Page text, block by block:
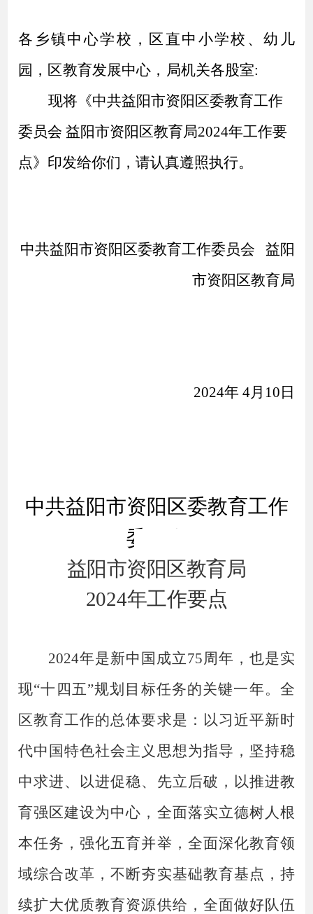
各乡镇中心学校，区直中小学校、幼儿
园，区教育发展中心， 局机关各股室:
现将《中共益阳市资阳区委教育工作
委员会 益阳市资阳区教育局2024年工作要
点》印发给你们，请认真遵照执行。
中共益阳市资阳区委教育工作委员会
益阳
市资阳区教育局
2024年 4月 10日
中共益阳市资阳区委教育工作
委员会
益阳市资阳区教育局
2024年工作要点
2024年是新中国成立75周年，也是实
现“十四五”规划目标任务的关键一年。全
区教育工作的总体要求是：以习近平新时
代中国特色社会主义思想为指导，坚持稳
中求进、以进促稳、先立后破，以推进教
育强区建设为中心，全面落实立德树人根
本任务，强化五育并举，全面深化教育领
域综合改革，不断夯实基础教育基点，持
续扩大优质教育资源供给，全面做好队伍